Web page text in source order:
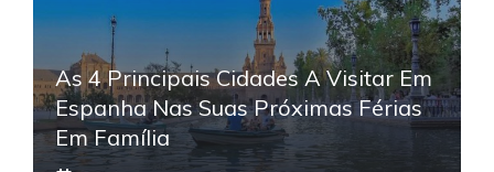
As 4 Principais Cidades A Visitar Em
Espanha Nas Suas Próximas Férias
Em Família